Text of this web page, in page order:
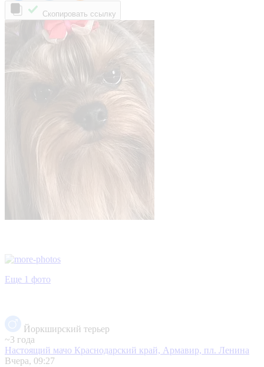
Скопировать ссылку
Еще 1 фото
Йоркширский терьер
~3 года
Настоящий мачо Краснодарский край, Армавир, пл. Ленина
Вчера, 09:27